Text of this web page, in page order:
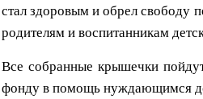
стал здоровым и обрел свободу
родителям и воспитанникам
Все собранные крышечки
фонду в помощь нуждающимся